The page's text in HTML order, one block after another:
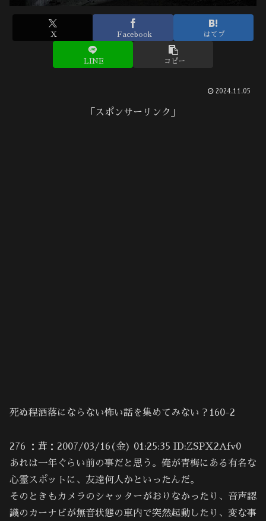
X Facebook はてブ
LINE コピー
2024.11.05
「スポンサーリンク」
死ぬ程洒落にならない怖い話を集めてみない？160-2
276 ：茸：2007/03/16(金) 01:25:35 ID:ZSPX2Afv0
あれは一年ぐらい前の事だと思う。俺が青梅にある有名な
心霊スポットに、友達何人かといったんだ。
そのときもカメラのシャッターがおりなかったり、音声認
識のカーナビが無音状態の車内で突然起動したり、変な事